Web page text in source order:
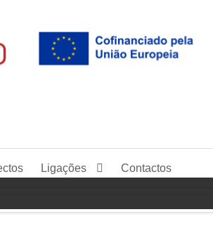
Ligações Contactos